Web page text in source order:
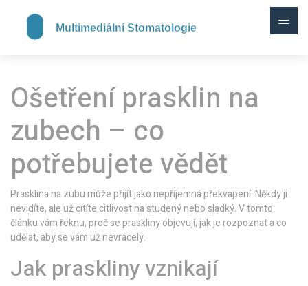
Ošetření prasklin na
zubech – co
potřebujete vědět
Prasklina na zubu může přijít jako nepříjemná překvapení. Někdy ji
nevidíte, ale už cítíte citlivost na studený nebo sladký. V tomto
článku vám řeknu, proč se praskliny objevují, jak je rozpoznat a co
udělat, aby se vám už nevracely.
Jak praskliny vznikají